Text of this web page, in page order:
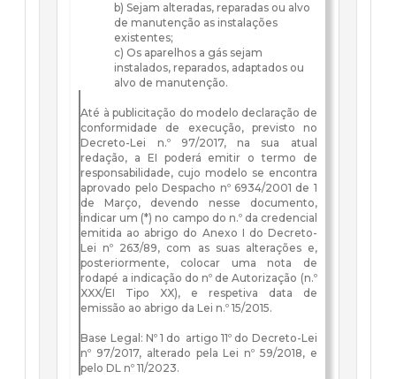
b) Sejam alteradas, reparadas ou alvo
de manutenção as instalações
existentes;
c) Os aparelhos a gás sejam
instalados, reparados, adaptados ou
alvo de manutenção.
Até à publicitação do modelo declaração de
conformidade de execução, previsto no
Decreto-Lei n.º 97/2017, na sua atual
redação, a EI poderá emitir o termo de
responsabilidade, cujo modelo se encontra
aprovado pelo Despacho nº 6934/2001 de 1
de Março, devendo nesse documento,
indicar um (*) no campo do n.º da credencial
emitida ao abrigo do Anexo I do Decreto-
Lei nº 263/89, com as suas alterações e,
posteriormente, colocar uma nota de
rodapé a indicação do nº de Autorização (n.º
XXX/EI Tipo XX), e respetiva data de
emissão ao abrigo da Lei n.º 15/2015.
Base Legal: Nº 1 do artigo 11º do Decreto-Lei
nº 97/2017, alterado pela Lei nº 59/2018, e
pelo DL nº 11/2023.